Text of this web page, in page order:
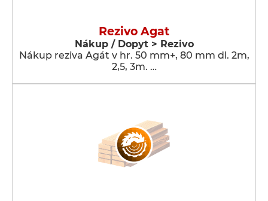
Rezivo Agat
Nákup / Dopyt > Rezivo
Nákup reziva Agát v hr. 50 mm+, 80 mm dl. 2m,
2,5, 3m. …